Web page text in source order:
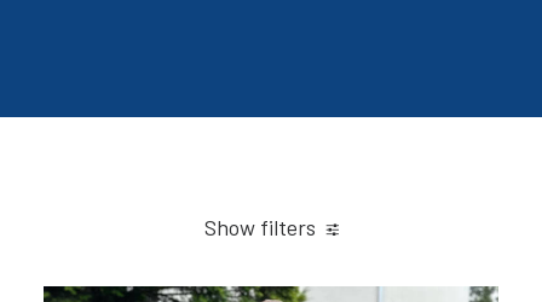
Show filters